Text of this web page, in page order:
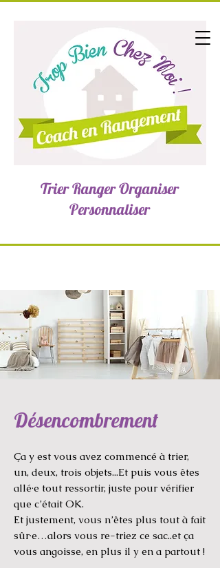
Trier Ranger Organiser
Personnaliser
Désencombrement
Ça y est vous avez commencé à trier,
un, deux, trois objets...Et puis vous êtes
allé·e tout ressortir, juste pour vérifier
que c’était OK.
Et justement, vous n’êtes plus tout à fait
sûr·e…alors vous re-triez ce sac..et ça
vous angoisse, en plus il y en a partout !